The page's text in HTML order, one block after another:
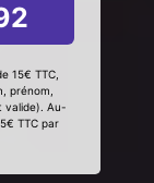
15€ TTC,
prénom,
valide). Au-
TTC par